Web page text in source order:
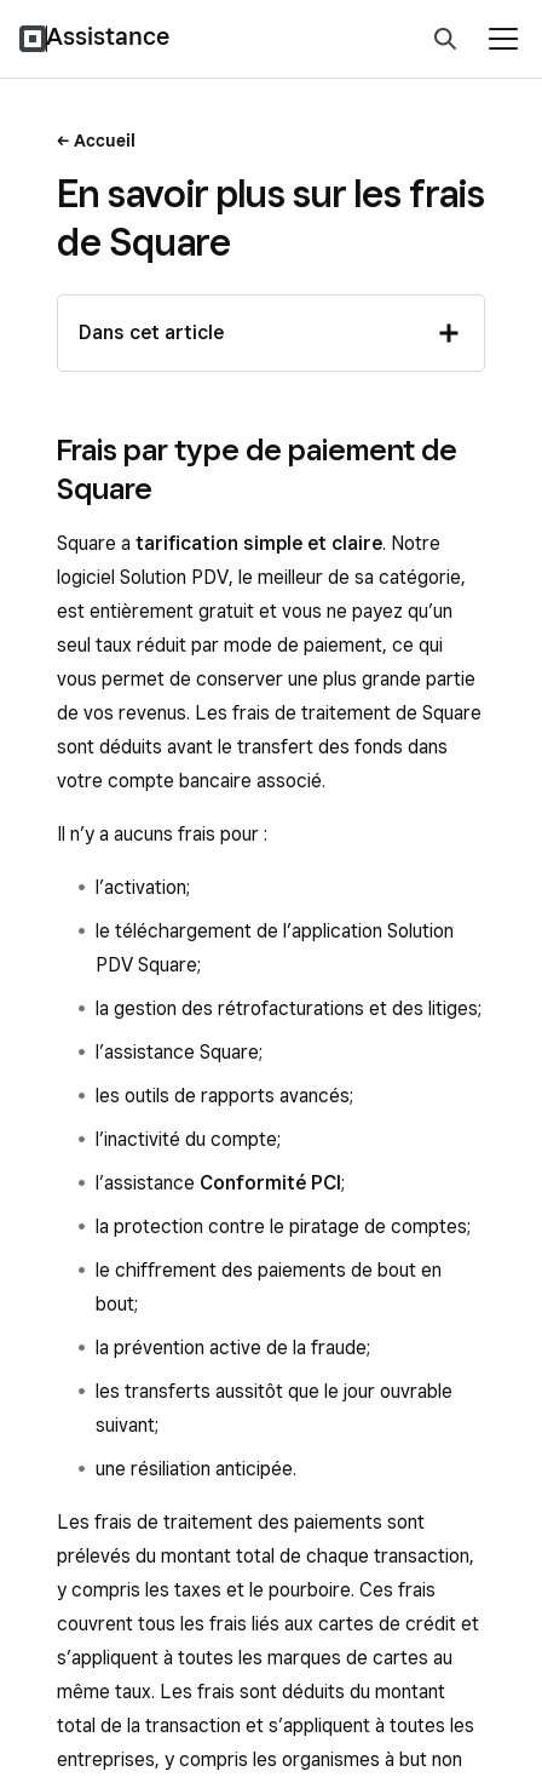
Assistance
Accueil
En savoir plus sur les frais
de Square
Dans cet article
Frais par type de paiement de
Square
Square a tarification simple et claire. Notre
logiciel Solution PDV, le meilleur de sa catégorie,
est entièrement gratuit et vous ne payez qu’un
seul taux réduit par mode de paiement, ce qui
vous permet de conserver une plus grande partie
de vos revenus. Les frais de traitement de Square
sont déduits avant le transfert des fonds dans
votre compte bancaire associé.
Il n’y a aucuns frais pour :
l’activation;
le téléchargement de l’application Solution
PDV Square;
la gestion des rétrofacturations et des litiges;
l’assistance Square;
les outils de rapports avancés;
l’inactivité du compte;
l’assistance Conformité PCI;
la protection contre le piratage de comptes;
le chiffrement des paiements de bout en
bout;
la prévention active de la fraude;
les transferts aussitôt que le jour ouvrable
suivant;
une résiliation anticipée.
Les frais de traitement des paiements sont
prélevés du montant total de chaque transaction,
y compris les taxes et le pourboire. Ces frais
couvrent tous les frais liés aux cartes de crédit et
s’appliquent à toutes les marques de cartes au
même taux. Les frais sont déduits du montant
total de la transaction et s’appliquent à toutes les
entreprises, y compris les organismes à but non